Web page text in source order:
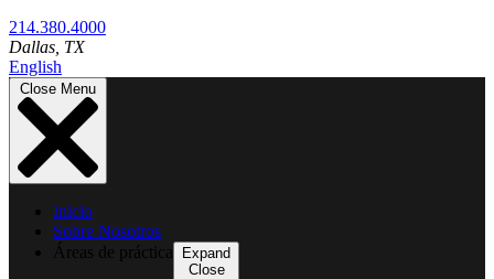
214.380.4000
Dallas , TX
English
Close Menu
Inicio
Sobre Nosotros
Áreas de práctica
Expand
Close